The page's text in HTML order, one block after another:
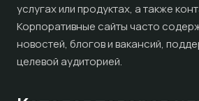
услугах или продуктах, а также
Корпоративные сайты часто
новостей, блогов и вакансий,
целевой аудиторией.